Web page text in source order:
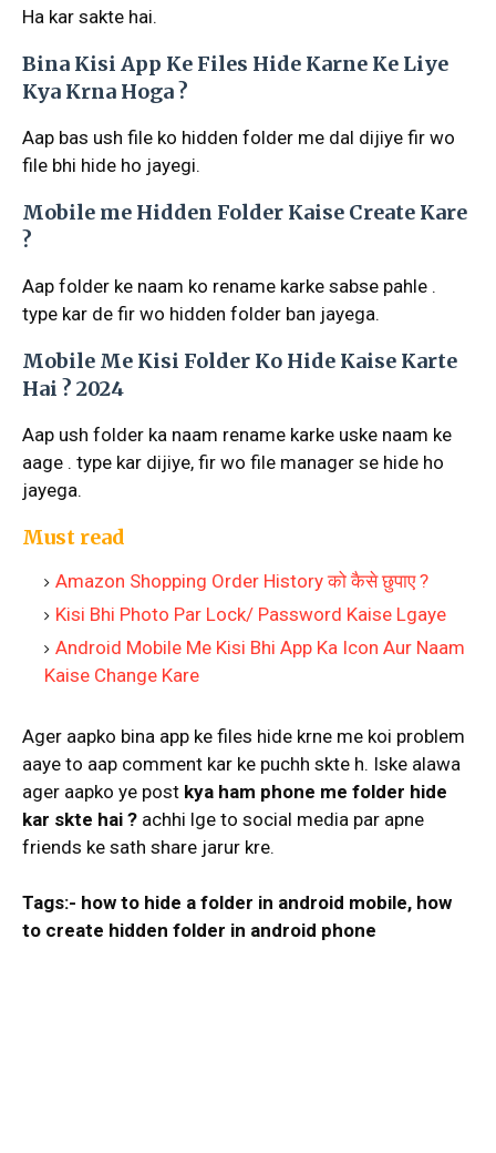
Ha kar sakte hai.
Bina Kisi App Ke Files Hide Karne Ke Liye
Kya Krna Hoga ?
Aap bas ush file ko hidden folder me dal dijiye fir wo
file bhi hide ho jayegi.
Mobile me Hidden Folder Kaise Create Kare
?
Aap folder ke naam ko rename karke sabse pahle .
type kar de fir wo hidden folder ban jayega.
Mobile Me Kisi Folder Ko Hide Kaise Karte
Hai ? 2024
Aap ush folder ka naam rename karke uske naam ke
aage . type kar dijiye, fir wo file manager se hide ho
jayega.
Must read
Amazon Shopping Order History को कैसे छुपाए ?
Kisi Bhi Photo Par Lock/ Password Kaise Lgaye
Android Mobile Me Kisi Bhi App Ka Icon Aur Naam
Kaise Change Kare
Ager aapko bina app ke files hide krne me koi problem
aaye to aap comment kar ke puchh skte h. Iske alawa
ager aapko ye post kya ham phone me folder hide
kar skte hai ? achhi lge to social media par apne
friends ke sath share jarur kre.
Tags:- how to hide a folder in android mobile, how
to create hidden folder in android phone